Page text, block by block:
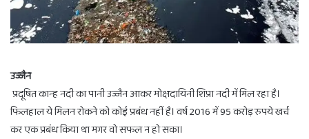
उज्जैन
प्रदूषित कान्ह नदी का पानी उज्जैन आकर मोक्षदायिनी शिप्रा नदी में मिल रहा है।
फिलहाल ये मिलन रोकने को कोई प्रबंध नहीं है। वर्ष 2016 में 95 करोड़ रुपये खर्च
कर एक प्रबंध किया था मगर वो सफल न हो सका।